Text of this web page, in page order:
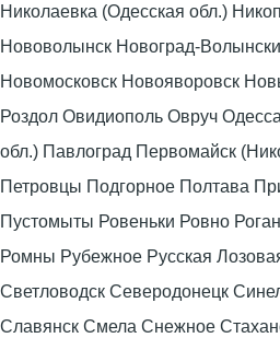
Николаевка (Одесская обл.)
Нововолынск Новоград-
Новомосковск Новояворовск
Роздол Овидиополь Овруч
обл.) Павлоград Первомайск
Петровцы Подгорное Полтава
Пустомыты Ровеньки Ровно
Ромны Рубежное Русская
Светловодск Северодонецк
Славянск Смела Снежное